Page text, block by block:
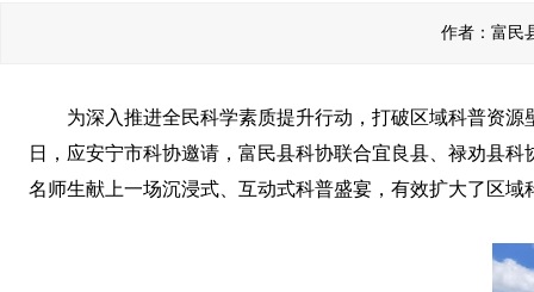
作者：富民
为深入推进全民科学素质提升行动，打破区域科普资
日，应安宁市科协邀请，富民县科协联合宜良县、禄劝县
名师生献上一场沉浸式、互动式科普盛宴，有效扩大了区域